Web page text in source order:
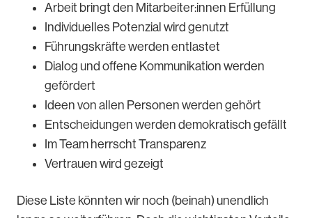
Arbeit bringt den Mitarbeiter:innen Erfüllung
Individuelles Potenzial wird genutzt
Führungskräfte werden entlastet
Dialog und offene Kommunikation werden
gefördert
Ideen von allen Personen werden gehört
Entscheidungen werden demokratisch gefällt
Im Team herrscht Transparenz
Vertrauen wird gezeigt
Diese Liste könnten wir noch (beinah) unendlich